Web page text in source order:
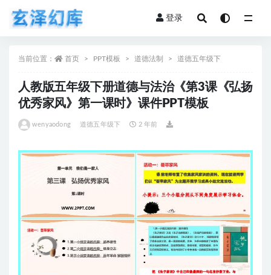
登录
当前位置： 首页 PPT模板 道德法制 道德五年级下
人教版五年级下册道德与法治《第3课《弘扬
优秀家风》第一课时》课件PPT模板
wenyaodong 道德五年级下 2 年前